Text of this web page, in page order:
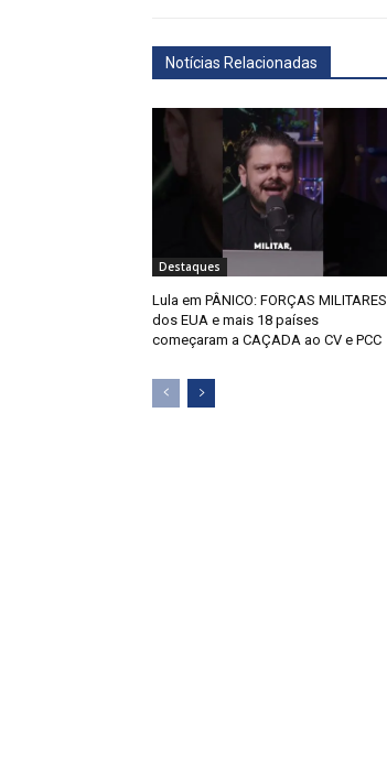
Notícias Relacionadas
Destaques
Lula em PÂNICO: FORÇAS MILITARES
dos EUA e mais 18 países
começaram a CAÇADA ao CV e PCC